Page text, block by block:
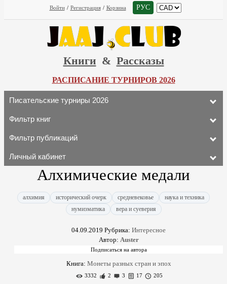
Войти / Регистрация / Корзина РУС
Книги & Рассказы
РАСПИСАНИЕ ТУРНИРОВ 2026
Писательские турниры 2026
Фильтр книг
Фильтр публикаций
Личный кабинет
Алхимические медали
алхимия исторический очерк средневековье
наука и техника
нумизматика
вера и суеверия
04.09.2019 Рубрика: Интересное
Автор: Auster
Книга: Монеты разных стран и эпох
3332 2 3 17 205